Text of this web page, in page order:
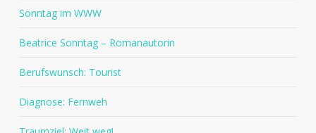
Sonntag im WWW
Beatrice Sonntag – Romanautorin
Berufswunsch: Tourist
Diagnose: Fernweh